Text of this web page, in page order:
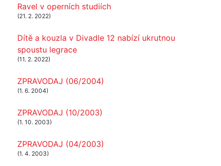
Ravel v operních studiích
(21. 2. 2022)
Dítě a kouzla v Divadle 12 nabízí ukrutnou
spoustu legrace
(11. 2. 2022)
ZPRAVODAJ (06/2004)
(1. 6. 2004)
ZPRAVODAJ (10/2003)
(1. 10. 2003)
ZPRAVODAJ (04/2003)
(1. 4. 2003)